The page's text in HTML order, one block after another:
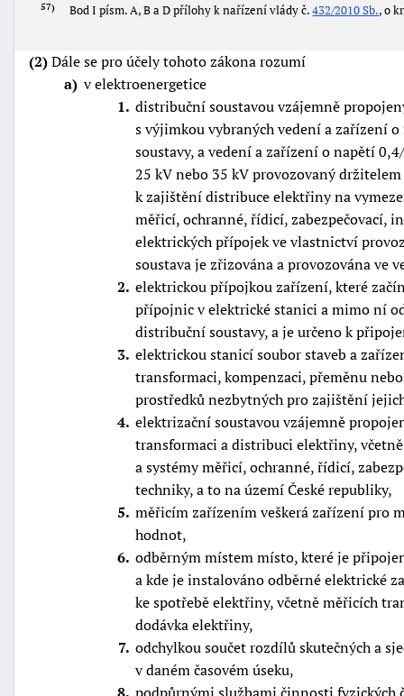
57 Bod I písm. A, B a D přílohy k nařízení vlády č.432/2010 Sb., o
(2)Dále se pro účely tohoto zákona rozumí
a v elektroenergetice
1 distribuční soustavou vzájemně
s výjimkou vybraných vedení a zařízení
soustavy, a vedení a zařízení o napětí
25 kV nebo 35 kV provozovaný
k zajištění distribuce elektřiny na
měřicí, ochranné, řídicí, zabezpečovací,
elektrických přípojek ve vlastnictví
soustava je zřizována a provozována ve
2 elektrickou přípojkou zařízení, které
přípojnic v elektrické stanici a mimo ní
distribuční soustavy, a je určeno k
3 elektrickou stanicí soubor staveb a
transformaci, kompenzaci, přeměnu
prostředků nezbytných pro zajištění
4 elektrizační soustavou vzájemně
transformaci a distribuci elektřiny,
a systémy měřicí, ochranné, řídicí,
techniky, a to na území České republiky,
5 měřicím zařízením veškerá zařízení pro
hodnot,
6 odběrným místem místo, které je
a kde je instalováno odběrné elektrické
ke spotřebě elektřiny, včetně měřicích
dodávka elektřiny,
7 odchylkou součet rozdílů skutečných a
v daném časovém úseku,